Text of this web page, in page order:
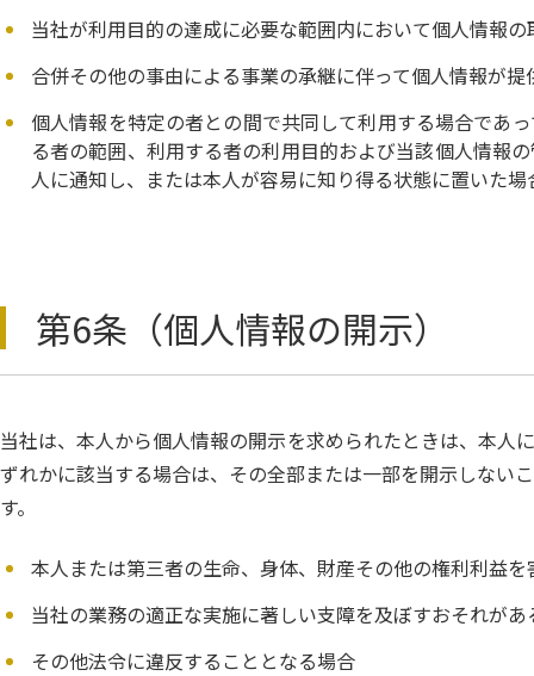
当社が利用目的の達成に必要な範囲内において個人情報
合併その他の事由による事業の承継に伴って個人情報が提
個人情報を特定の者との間で共同して利用する場合であ
る者の範囲、利用する者の利用目的および当該個人情報
人に通知し、または本人が容易に知り得る状態に置いた場
第6条（個人情報の開示）
当社は、本人から個人情報の開示を求められたときは、本人
ずれかに該当する場合は、その全部または一部を開示しない
す。
本人または第三者の生命、身体、財産その他の権利利益
当社の業務の適正な実施に著しい支障を及ぼすおそれがあ
その他法令に違反することとなる場合